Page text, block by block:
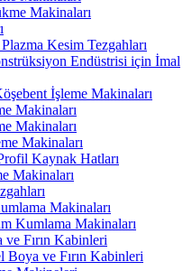
Makinaları
Kesim Tezgahları
Endüstrisi için İmal
İşleme Makinaları
Makinaları
Makinaları
Makinaları
Kaynak Hatları
Makinaları
Makinaları
Kumlama Makinaları
Fırın Kabinleri
Boya ve Fırın Kabinleri